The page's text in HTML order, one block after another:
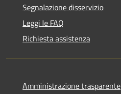
Segnalazione disservizio
Leggi le FAQ
Richiesta assistenza
Amministrazione trasparente